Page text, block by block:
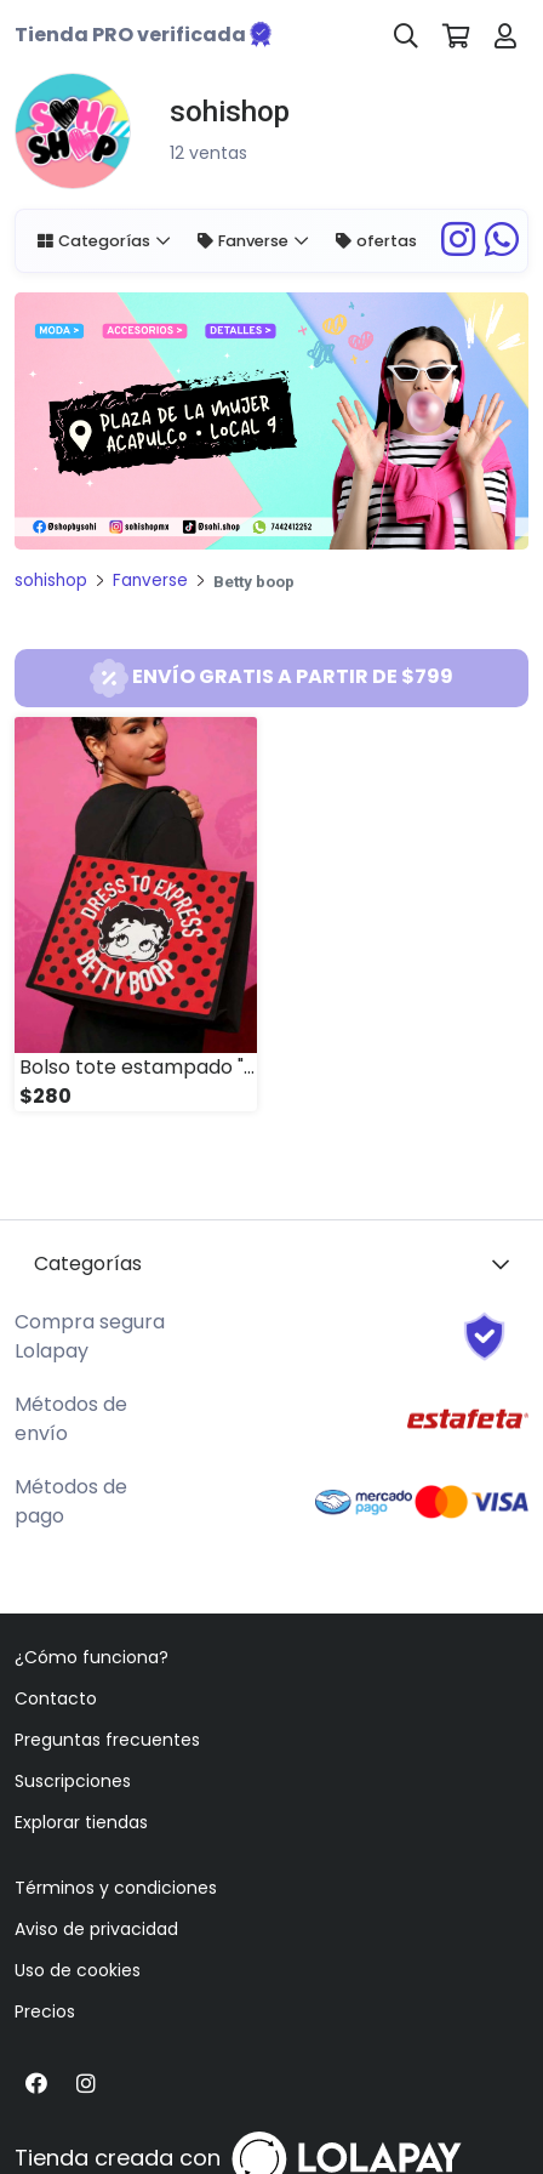
Tienda PRO verificada
sohishop
12 ventas
Categorías Fanverse ofertas
sohishop Fanverse Betty boop
ENVÍO GRATIS A PARTIR DE $799
Bolso tote estampado "Betty Boop"
$280
Categorías
Compra segura
Lolapay
Métodos de
envío
Métodos de
pago
¿Cómo funciona?
Contacto
Preguntas frecuentes
Suscripciones
Explorar tiendas
Términos y condiciones
Aviso de privacidad
Uso de cookies
Precios
Tienda creada con